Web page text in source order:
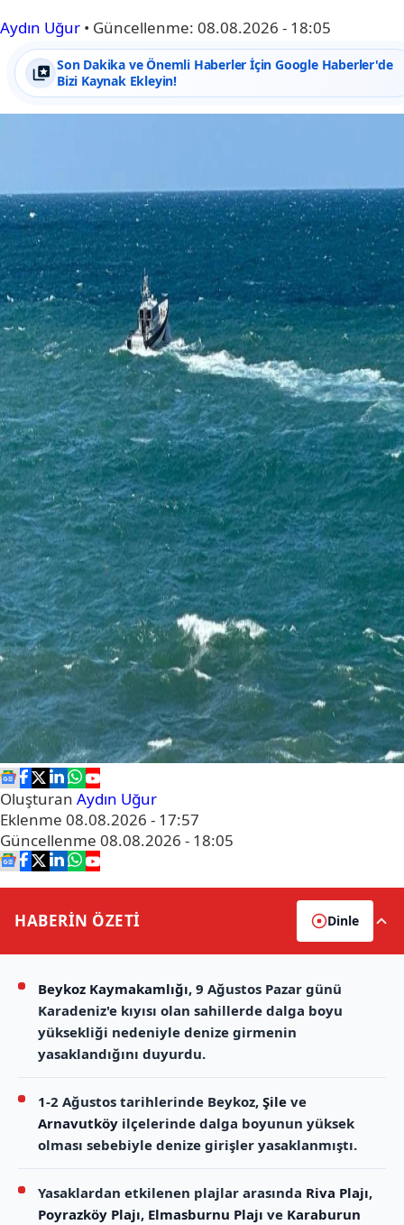
Aydın Uğur • Güncellenme: 08.08.2026 - 18:05
Son Dakika ve Önemli Haberler İçin Google Haberler'de
Bizi Kaynak Ekleyin!
Oluşturan Aydın Uğur
Eklenme 08.08.2026 - 17:57
Güncellenme 08.08.2026 - 18:05
HABERİN ÖZETİ Dinle
Beykoz Kaymakamlığı, 9 Ağustos Pazar günü
Karadeniz'e kıyısı olan sahillerde dalga boyu
yüksekliği nedeniyle denize girmenin
yasaklandığını duyurdu.
1-2 Ağustos tarihlerinde Beykoz, Şile ve
Arnavutköy ilçelerinde dalga boyunun yüksek
olması sebebiyle denize girişler yasaklanmıştı.
Yasaklardan etkilenen plajlar arasında Riva Plajı,
Poyrazköy Plajı, Elmasburnu Plajı ve Karaburun